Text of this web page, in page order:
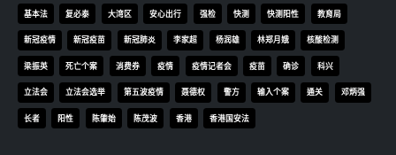
基本法 复必泰 大湾区 安心出行 强检 快测 快测阳性 教育局
新冠疫情 新冠疫苗 新冠肺炎 李家超 杨润雄 林郑月娥 核酸检测
梁振英 死亡个案 消费券 疫情 疫情记者会 疫苗 确诊 科兴
立法会 立法会选举 第五波疫情 聂德权 警方 输入个案 通关 邓炳强
长者 阳性 陈肇始 陈茂波 香港 香港国安法